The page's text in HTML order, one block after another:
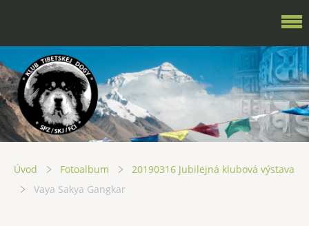
Úvod Fotoalbum
20190316 Jubilejná klubová výstava
Vaya Sakya Gangkar